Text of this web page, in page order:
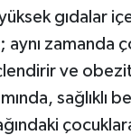
gıdalar
zamanda
ve
sağlıklı